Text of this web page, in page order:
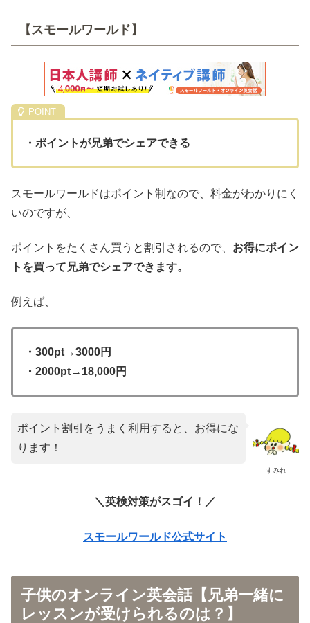
【スモールワールド】
・ポイントが兄弟でシェアできる
スモールワールドはポイント制なので、料金がわかりにく
いのですが、
ポイントをたくさん買うと割引されるので、 お得にポイン
トを買って兄弟でシェアできます。
例えば、
・300pt→3000円
・2000pt→18,000円
すみれ
ポイント割引をうまく利用すると、お得にな
ります！
＼英検対策がスゴイ！／
スモールワールド公式サイト
子供のオンライン英会話【兄弟一緒に
レッスンが受けられるのは？】